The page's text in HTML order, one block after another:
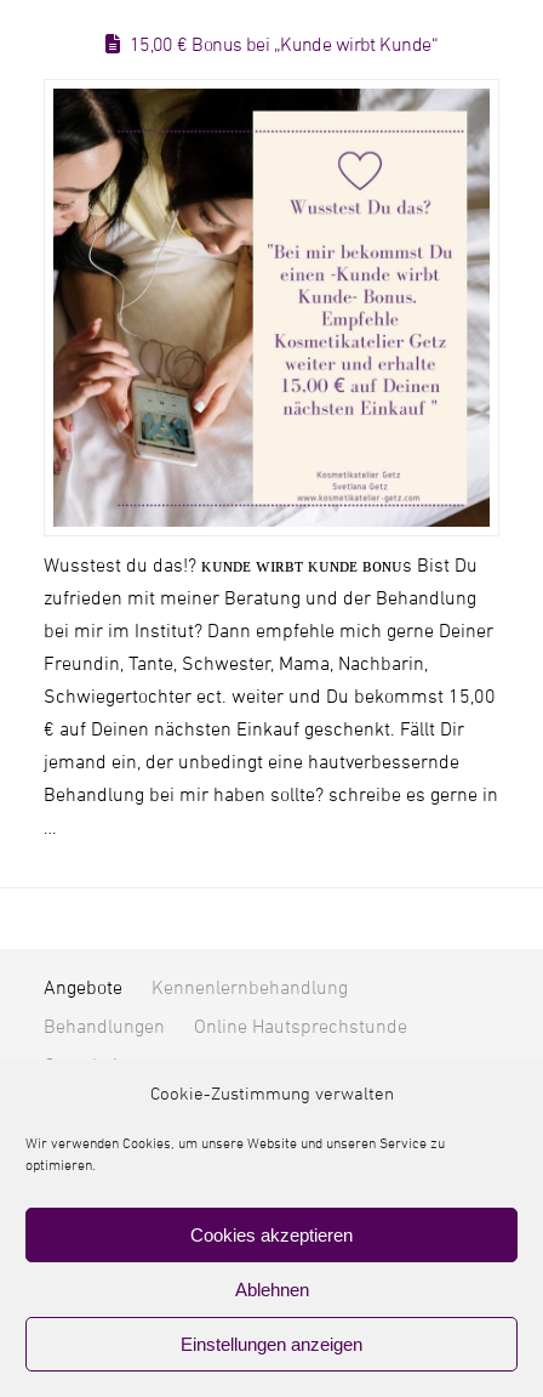
Cookie-Zustimmung verwalten
Wir verwenden Cookies, um unsere Website und unseren Service zu
optimieren.
Cookies akzeptieren
Ablehnen
Einstellungen anzeigen
15,00 € Bonus bei „Kunde wirbt Kunde“
Wusstest du das!? ᴋᴜɴᴅᴇ ᴡɪʀʙᴛ ᴋᴜɴᴅᴇ ʙᴏɴᴜs Bist Du
zufrieden mit meiner Beratung und der Behandlung
bei mir im Institut? Dann empfehle mich gerne Deiner
Freundin, Tante, Schwester, Mama, Nachbarin,
Schwiegertochter ect. weiter und Du bekommst 15,00
€ auf Deinen nächsten Einkauf geschenkt. Fällt Dir
jemand ein, der unbedingt eine hautverbessernde
Behandlung bei mir haben sollte? schreibe es gerne in
Angebote
Kennenlernbehandlung
Behandlungen
Online Hautsprechstunde
Gutscheine
Unternehmen
Über mich
Blog & News
Kontakt
Online-Terminvereinbarung